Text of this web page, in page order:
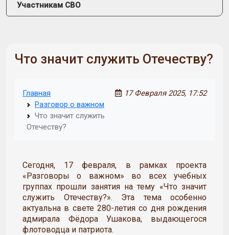
Участникам СВО
Что значит служить Отечеству?
Главная
Разговор о важном
Что значит служить
Отечеству?
17 Февраля 2025, 17:52
Сегодня, 17 февраля, в рамках проекта
«Разговоры о важном» во всех учебных
группах прошли занятия на тему «Что значит
служить Отечеству?». Эта тема особенно
актуальна в свете 280-летия со дня рождения
адмирала Фёдора Ушакова, выдающегося
флотоводца и патриота.